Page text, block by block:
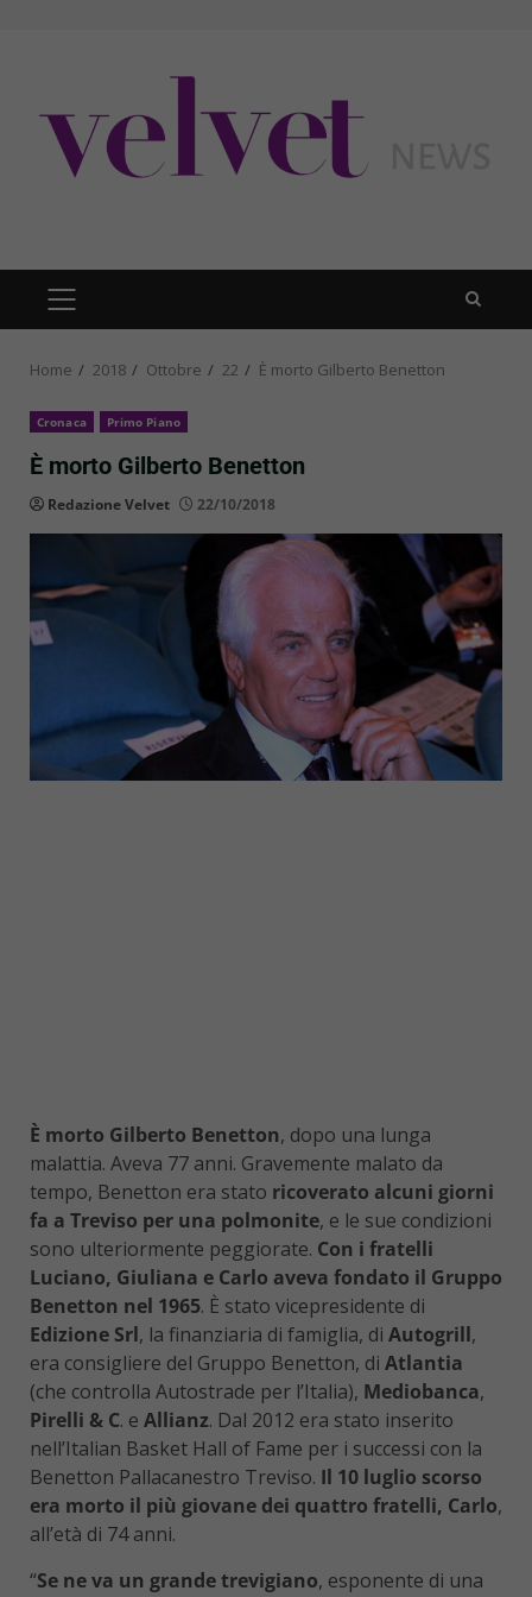
PRIMARY
MENU
Home 2018 Ottobre 22 È morto Gilberto Benetton
Cronaca Primo Piano
È morto Gilberto Benetton
Redazione Velvet 22/10/2018
È morto Gilberto Benetton, dopo una lunga
malattia. Aveva 77 anni. Gravemente malato da
tempo, Benetton era stato ricoverato alcuni giorni
fa a Treviso per una polmonite, e le sue condizioni
sono ulteriormente peggiorate. Con i fratelli
Luciano, Giuliana e Carlo aveva fondato il Gruppo
Benetton nel 1965. È stato vicepresidente di
Edizione Srl, la finanziaria di famiglia, di Autogrill,
era consigliere del Gruppo Benetton, di Atlantia
(che controlla Autostrade per l’Italia), Mediobanca,
Pirelli & C. e Allianz. Dal 2012 era stato inserito
nell’Italian Basket Hall of Fame per i successi con la
Benetton Pallacanestro Treviso. Il 10 luglio scorso
era morto il più giovane dei quattro fratelli, Carlo,
all’età di 74 anni.
“Se ne va un grande trevigiano, esponente di una